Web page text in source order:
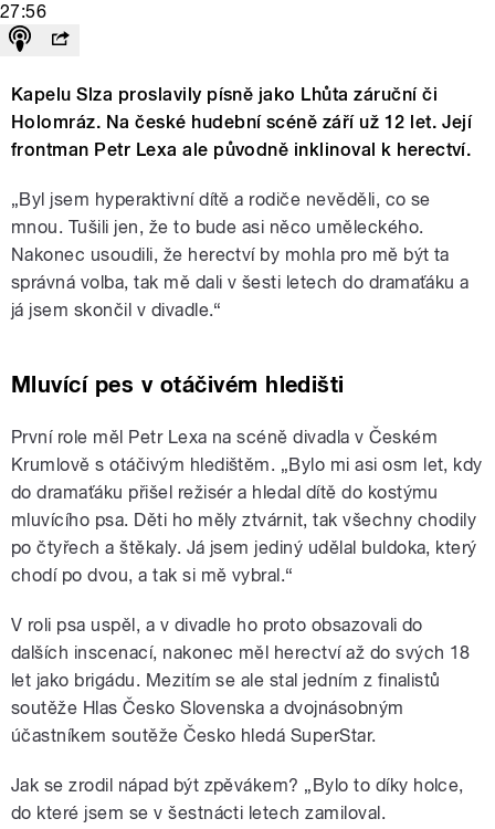
27:56
Kapelu Slza proslavily písně jako Lhůta záruční či
Holomráz. Na české hudební scéně září už 12 let. Její
frontman Petr Lexa ale původně inklinoval k herectví.
„Byl jsem hyperaktivní dítě a rodiče nevěděli, co se
mnou. Tušili jen, že to bude asi něco uměleckého.
Nakonec usoudili, že herectví by mohla pro mě být ta
správná volba, tak mě dali v šesti letech do dramaťáku a
já jsem skončil v divadle.“
Mluvící pes v otáčivém hledišti
První role měl Petr Lexa na scéně divadla v Českém
Krumlově s otáčivým hledištěm. „Bylo mi asi osm let, kdy
do dramaťáku přišel režisér a hledal dítě do kostýmu
mluvícího psa. Děti ho měly ztvárnit, tak všechny chodily
po čtyřech a štěkaly. Já jsem jediný udělal buldoka, který
chodí po dvou, a tak si mě vybral.“
V roli psa uspěl, a v divadle ho proto obsazovali do
dalších inscenací, nakonec měl herectví až do svých 18
let jako brigádu. Mezitím se ale stal jedním z finalistů
soutěže Hlas Česko Slovenska a dvojnásobným
účastníkem soutěže Česko hledá SuperStar.
Jak se zrodil nápad být zpěvákem? „Bylo to díky holce,
do které jsem se v šestnácti letech zamiloval.